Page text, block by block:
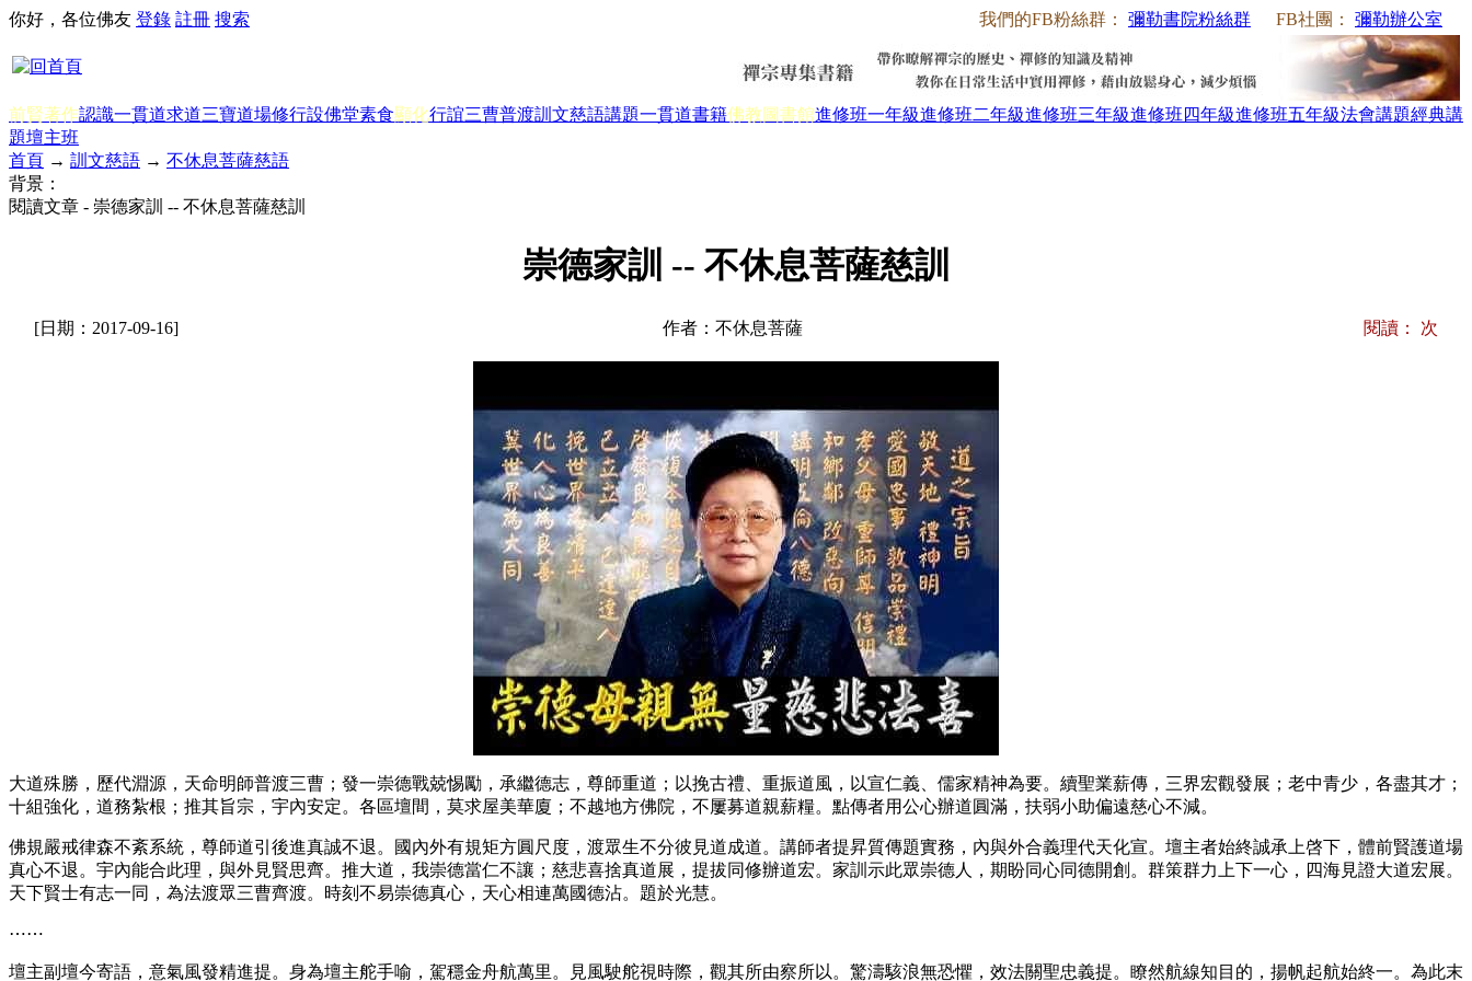
我們的FB粉絲群： 彌勒書院粉絲群 FB社團： 彌勒辦公室
你好，各位佛友 登錄 註冊 搜索
前賢著作認識一貫道求道三寶道場修行設佛堂素食顯化行誼三曹普渡訓文慈語講題一貫道書籍佛教圖書館進修班一年級進修班二年級進修班三年級進修班四年級進修班五年級法會講題經典講
題壇主班
首頁 → 訓文慈語 → 不休息菩薩慈語
背景：
閱讀文章 - 崇德家訓 -- 不休息菩薩慈訓
崇德家訓 -- 不休息菩薩慈訓
[日期：2017-09-16] 作者：不休息菩薩 閱讀： 次
大道殊勝，歷代淵源，天命明師普渡三曹；發一崇德戰兢惕勵，承繼德志，尊師重道；以挽古禮、重振道風，以宣仁義、儒家精神為要。續聖業薪傳，三界宏觀發展；老中青少，各盡其才；
十組強化，道務紮根；推其旨宗，宇內安定。各區壇間，莫求屋美華廈；不越地方佛院，不屢募道親薪糧。點傳者用公心辦道圓滿，扶弱小助偏遠慈心不減。
佛規嚴戒律森不紊系統，尊師道引後進真誠不退。國內外有規矩方圓尺度，渡眾生不分彼見道成道。講師者提昇質傳題實務，內與外合義理代天化宣。壇主者始終誠承上啓下，體前賢護道場
真心不退。宇內能合此理，與外見賢思齊。推大道，我崇德當仁不讓；慈悲喜捨真道展，提拔同修辦道宏。家訓示此眾崇德人，期盼同心同德開創。群策群力上下一心，四海見證大道宏展。
天下賢士有志一同，為法渡眾三曹齊渡。時刻不易崇德真心，天心相連萬國德沾。題於光慧。
⋯⋯
壇主副壇今寄語，意氣風發精進提。身為壇主舵手喻，駕穩金舟航萬里。見風駛舵視時際，觀其所由察所以。驚濤駭浪無恐懼，效法關聖忠義提。瞭然航線知目的，揚帆起航始終一。為此末